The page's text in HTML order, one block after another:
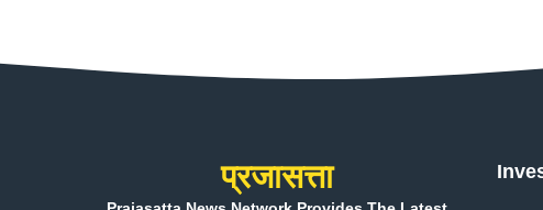
प्रजासत्ता